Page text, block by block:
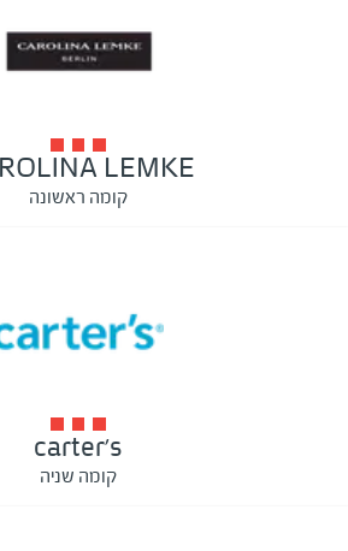
LEMKE
קומה ראשונה
carter's
קומה שניה